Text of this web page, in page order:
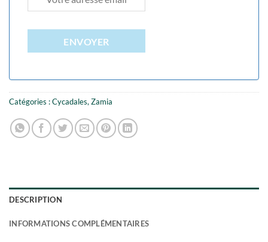
ENVOYER
Catégories :Cycadales, Zamia
DESCRIPTION
INFORMATIONS COMPLÉMENTAIRES